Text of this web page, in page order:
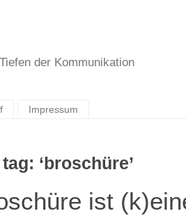
der Kommunikation
Impressum
‘broschüre’
ist